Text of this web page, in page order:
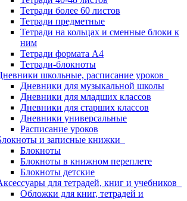
Тетради более 60 листов
Тетради предметные
Тетради на кольцах и сменные блоки к
ним
Тетради формата А4
Тетради-блокноты
школьные, расписание уроков
Дневники для музыкальной школы
Дневники для младших классов
Дневники для старших классов
Дневники универсальные
Расписание уроков
и записные книжки
Блокноты
Блокноты в книжном переплете
Блокноты детские
для тетрадей, книг и учебников
Обложки для книг, тетрадей и